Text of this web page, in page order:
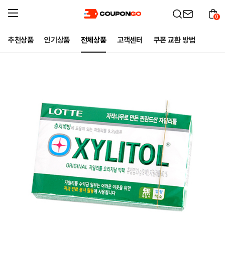
추천상품 인기상품 전체상품 고객센터 쿠폰 교환 방법
0